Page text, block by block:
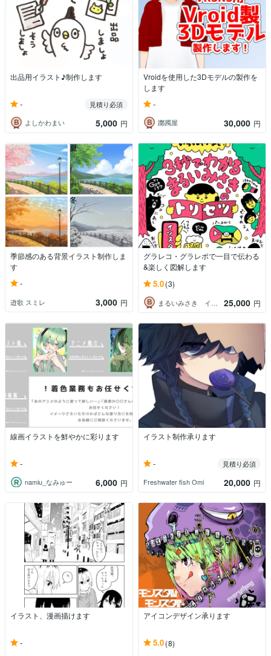
出品用イラスト♪制作します
-
見積り必須
よしかわまい
5,000 円
Vroidを使用した3Dモデルの製作を
します
-
躑躅屋 30,000 円
季節感のある背景イラスト制作しま
す
-
逰歌 スミレ 3,000 円
グラレコ・グラレポで一目で伝わる
&楽しく図解します
5.0(3)
まるいみさき イラストレーター 25,000 円
線画イラストを鮮やかに彩ります
-
namiu_なみゅー 6,000 円
イラスト制作承ります
-
見積り必須
Freshwater fish Omi
20,000 円
イラスト、漫画描けます
-
アイコンデザイン承ります
5.0(8)